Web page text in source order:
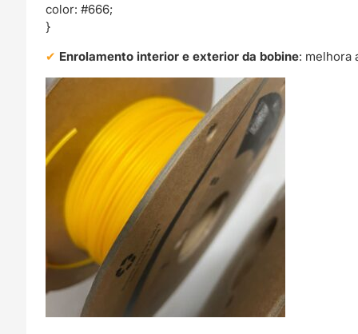
color: #666;
}
Enrolamento interior e exterior da bobine: melhora